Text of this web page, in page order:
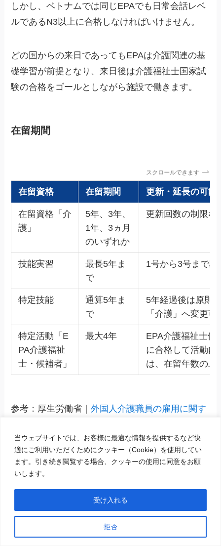
当ウェブサイトでは、お客様に最適な情報を提供するなど快
適にご利用いただくためにクッキー（Cookie）を使用してい
ます。引き続き閲覧する場合、クッキーの使用に同意をお願
いします。
拒否
受け入れる
しかし、ベトナムでは同じEPAでも日常会話レベ
ルであるN3以上に合格しなければいけません。
どの国からの来日であってもEPAは介護関連の基
礎学習が前提となり、来日後は介護福祉士国家試
験の合格をゴールとしながら施設で働きます。
在留期間
スクロールできます
在留資格 在留期間 更新・延長の可能
在留資格「介
護」
5年、3年、
1年、3ヵ月
のいずれか
更新回数の制限な
技能実習
最長5年ま
で
1号から3号まで
特定技能
通算5年ま
で
5年経過後は原則
「介護」へ変更可
特定活動「E
PA介護福祉
士・候補者」
最大4年
EPA介護福祉士候
に合格して活動内
は、在留年数の上
参考：厚生労働省｜外国人介護職員の雇用に関す
参考：厚生労働省｜外国人介護職員を雇用できる
4つの制度を比較してみましょう
在留資格「介護」の在留期間は5年・3年・1年・3
ヵ月のいずれかで更新可能です。ほかの在留資格
とは異なり、在留資格「介護」は
可能年数などの制限がありません。